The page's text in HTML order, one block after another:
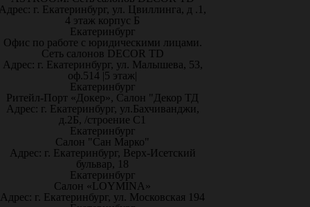
г. Екатеринбург, ул. Цвиллинга, д .1,
4 этаж корпус Б
Екатеринбург
Офис по работе с юридическими лицами.
Сеть салонов DECOR TD
Адрес: г. Екатеринбург, ул. Малышева, 53,
оф.514 |5 этаж|
Екатеринбург
Ритейл-Порт «Докер», Салон "Декор ТД
Адрес: г. Екатеринбург, ул.Бахчиванджи,
д.2Б, /строение С1
Екатеринбург
Салон "Сан Марко"
Адрес: г. Екатеринбург, Верх-Исетский
бульвар, 18
Екатеринбург
Салон «LOYMINA»
Адрес: г. Екатеринбург, ул. Московская 194